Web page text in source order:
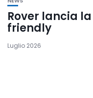
Rover lancia
friendly
Luglio 2026